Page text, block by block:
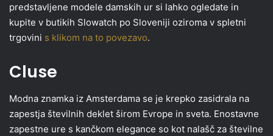
predstavljene modele damskih ur si lahko ogledate in
kupite v butikih Slowatch po Sloveniji oziroma v spletni
trgovini s klikom na to povezavo.
Cluse
Modna znamka iz Amsterdama se je krepko zasidrala na
zapestja številnih deklet širom Evrope in sveta. Enostavne
zapestne ure s kančkom elegance so kot nalašč za številne